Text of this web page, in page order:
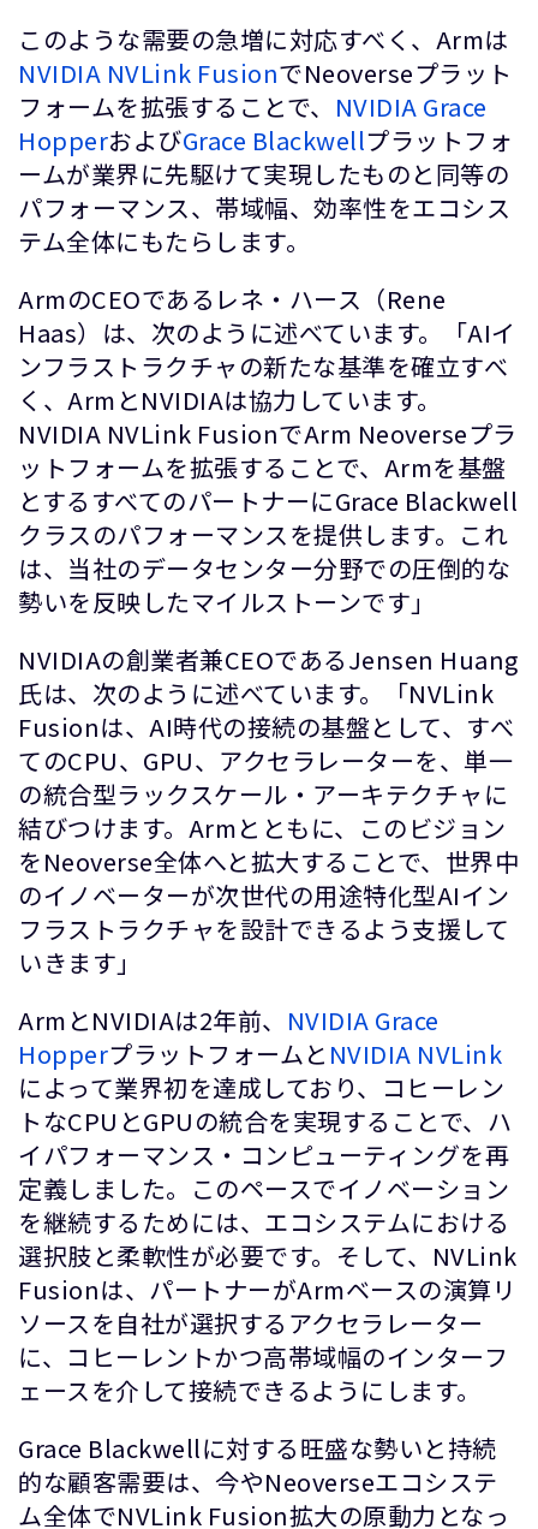
このような需要の急増に対応すべく、Armは
NVIDIA NVLink FusionでNeoverseプラット
フォームを拡張することで、 NVIDIA Grace
HopperおよびGrace Blackwellプラットフォ
ームが業界に先駆けて実現したものと同等の
パフォーマンス、帯域幅、効率性をエコシス
テム全体にもたらします。
ArmのCEOであるレネ・ハース（Rene
Haas）は、次のように述べています。「AIイ
ンフラストラクチャの新たな基準を確立すべ
く、ArmとNVIDIAは協力しています。
NVIDIA NVLink FusionでArm Neoverseプラ
ットフォームを拡張することで、Armを基盤
とするすべてのパートナーにGrace Blackwell
クラスのパフォーマンスを提供します。これ
は、当社のデータセンター分野での圧倒的な
勢いを反映したマイルストーンです」
NVIDIAの創業者兼CEOであるJensen Huang
氏は、次のように述べています。「NVLink
Fusionは、AI時代の接続の基盤として、すべ
てのCPU、GPU、アクセラレーターを、単一
の統合型ラックスケール・アーキテクチャに
結びつけます。Armとともに、このビジョン
をNeoverse全体へと拡大することで、世界中
のイノベーターが次世代の用途特化型AIイン
フラストラクチャを設計できるよう支援して
いきます」
ArmとNVIDIAは2年前、 NVIDIA Grace
Hopperプラットフォームと NVIDIA NVLink
によって業界初を達成しており、コヒーレン
トなCPUとGPUの統合を実現することで、ハ
イパフォーマンス・コンピューティングを再
定義しました。このペースでイノベーション
を継続するためには、エコシステムにおける
選択肢と柔軟性が必要です。そして、NVLink
Fusionは、パートナーがArmベースの演算リ
ソースを自社が選択するアクセラレーター
に、コヒーレントかつ高帯域幅のインターフ
ェースを介して接続できるようにします。
Grace Blackwellに対する旺盛な勢いと持続
的な顧客需要は、今やNeoverseエコシステ
ム全体でNVLink Fusion拡大の原動力となっ